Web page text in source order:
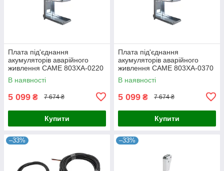
Плата під'єднання
акумуляторів аварійного
живлення CAME 803XA-0220
для шлагбауму GARD GT4
В наявності
5 099 ₴ 7 674 ₴
Купити
Плата під'єднання
акумуляторів аварійного
живлення CAME 803XA-0370
для шлагбауму GARD GT8
В наявності
5 099 ₴ 7 674 ₴
Купити
–33% –33%